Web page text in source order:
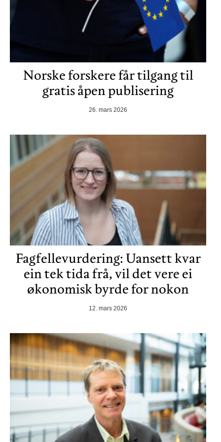
Norske forskere får tilgang til
gratis åpen publisering
26. mars 2026
Fagfellevurdering: Uansett kvar
ein tek tida frå, vil det vere ei
økonomisk byrde for nokon
12. mars 2026